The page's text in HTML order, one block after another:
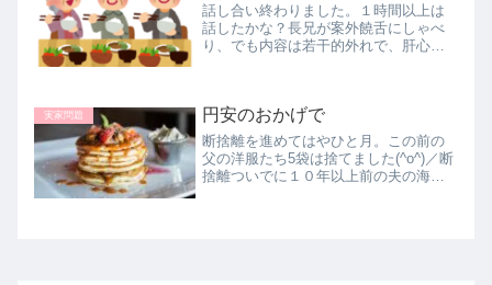
話し合い終わりました。１時間以上は
話したかな？長兄が案外饒舌にしゃべ
り、でも内容は若干的外れで、肝心の
なんて言えませんから。いちおう、光
熱...
実家問題 円安のおかげで
断捨離を進めてはやひと月。この前の
父の洋服たち5袋は捨てました(^o^)／断
捨離ついでに１０年以上前の夫の海外